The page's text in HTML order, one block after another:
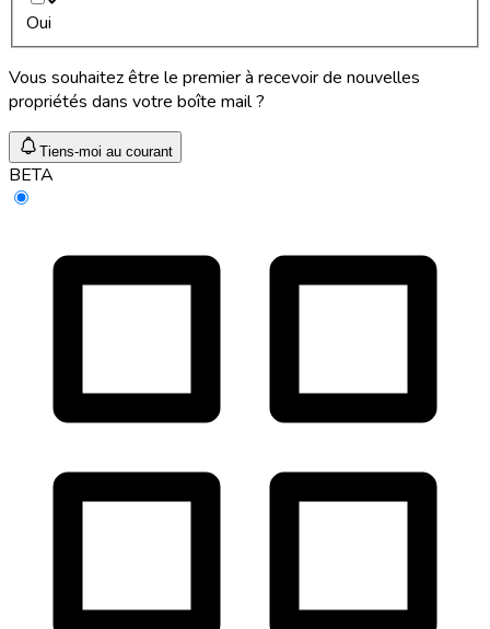
Oui
Vous souhaitez être le premier à recevoir de nouvelles
propriétés dans votre boîte mail ?
Tiens-moi au courant
BETA